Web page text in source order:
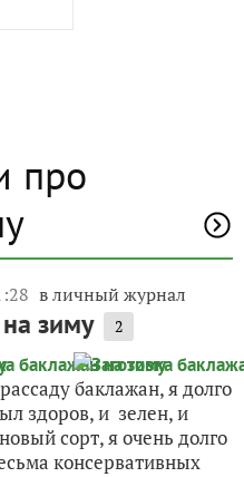
про
в личный журнал
зиму 2
баклажан, я долго
здоров, и зелен, и
сорт, я очень долго
консервативных